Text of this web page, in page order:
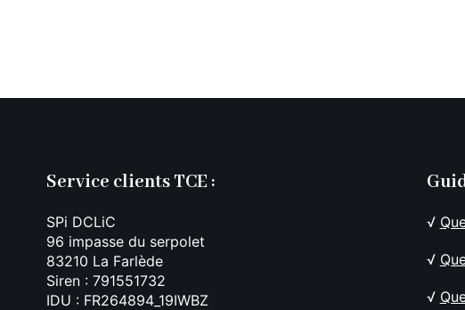
Service clients TCE :
SPi DCLiC
96 impasse du serpolet
83210 La Farlède
Siren : 791551732
IDU : FR264894_19IWBZ
√
√
√